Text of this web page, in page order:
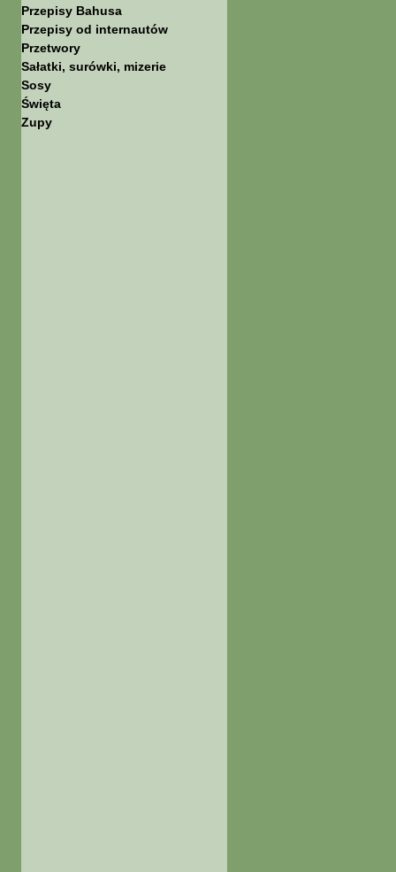
Przepisy Bahusa
Przepisy od internautów
Przetwory
Sałatki, surówki, mizerie
Sosy
Święta
Zupy